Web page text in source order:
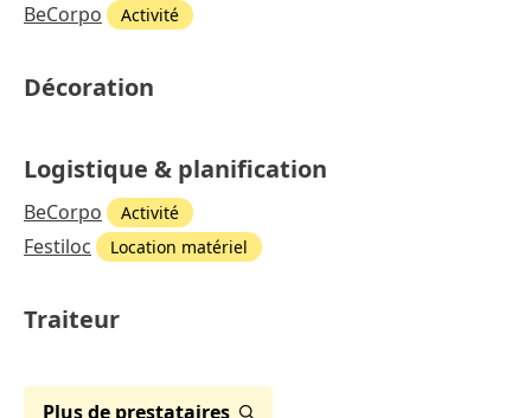
BeCorpo Activité
Décoration
Logistique & planification
BeCorpo Activité
Festiloc Location matériel
Traiteur
Plus de prestataires